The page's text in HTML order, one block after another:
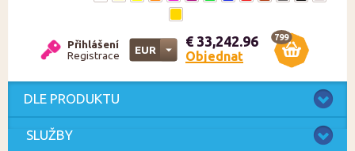
Přihlášení
Registrace
EUR
€ 33,242.96
Objednat
799
DLE PRODUKTU
SLUŽBY